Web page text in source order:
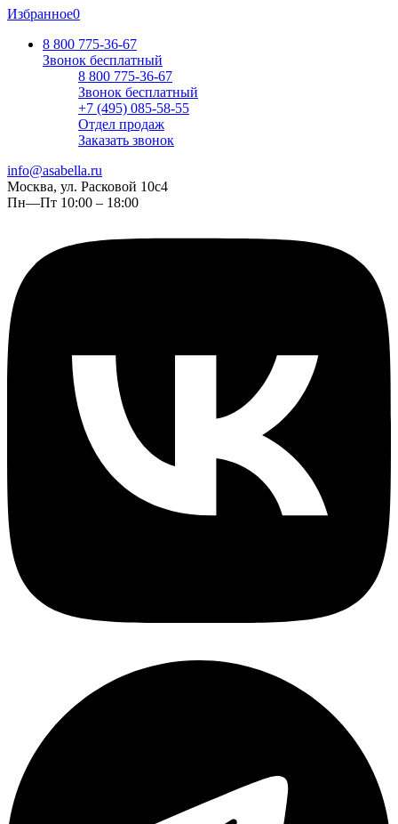
Избранное0
8 800 775-36-67
Звонок бесплатный
8 800 775-36-67
Звонок бесплатный
+7 (495) 085-58-55
Отдел продаж
Заказать звонок
info@asabella.ru
Москва, ул. Расковой 10с4
Пн—Пт 10:00 – 18:00